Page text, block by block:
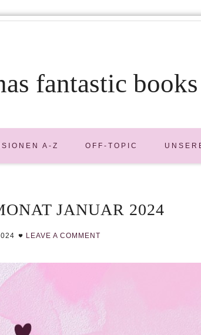
fantastic books
A-Z OFF-TOPIC
JANUAR 2024
LEAVE A COMMENT